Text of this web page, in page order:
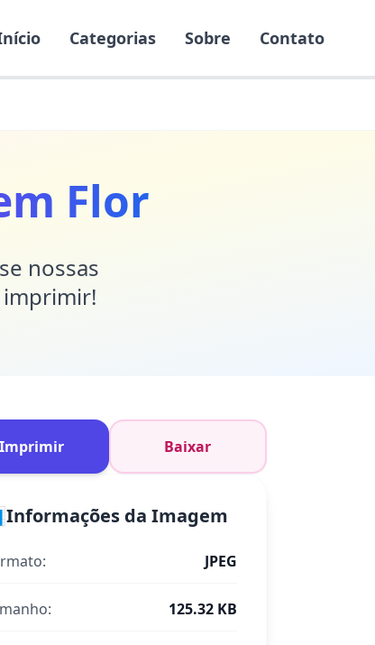
Categorias Sobre Contato
Flor
nossas
Imprimir Baixar
Informações da Imagem
JPEG
125.32 KB